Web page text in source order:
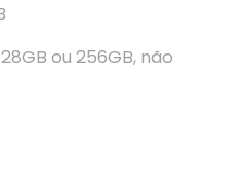
ou 256GB, não